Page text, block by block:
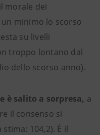
morale dei
minimo lo scorso
su livelli
troppo lontano dal
dello scorso anno).
è salito a sorpresa, a
il consenso si
104,2). È il